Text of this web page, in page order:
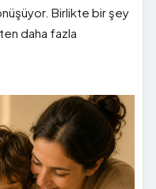
Birlikte bir şey
daha fazla